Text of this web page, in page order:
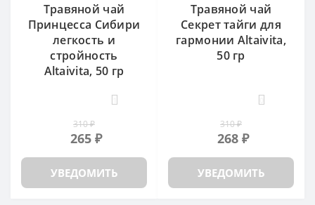
Травяной чай
Принцесса Сибири
легкость и
стройность
Altaivita, 50 гр
310 ₽
265 ₽
УВЕДОМИТЬ
Травяной чай
Секрет тайги для
гармонии Altaivita,
50 гр
310 ₽
268 ₽
УВЕДОМИТЬ